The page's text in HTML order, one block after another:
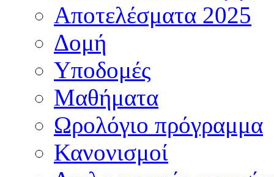
Αποτελέσματα 2025
Δομή
Υποδομές
Μαθήματα
Ωρολόγιο πρόγραμμα
Κανονισμοί